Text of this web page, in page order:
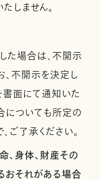
しません。
た場合は、不開示
、不開示を決定し
書面にて通知いた
についても所定の
ご了承ください。
身体、財産その
おそれがある場合